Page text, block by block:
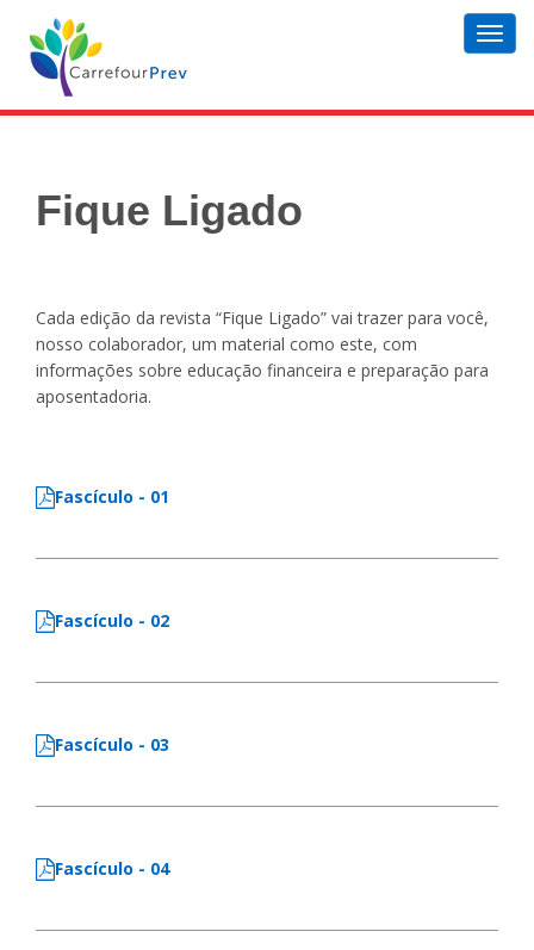
Fique Ligado
Cada edição da revista “Fique Ligado” vai trazer para você,
nosso colaborador, um material como este, com
informações sobre educação financeira e preparação para
aposentadoria.
Fascículo - 01
Fascículo - 02
Fascículo - 03
Fascículo - 04